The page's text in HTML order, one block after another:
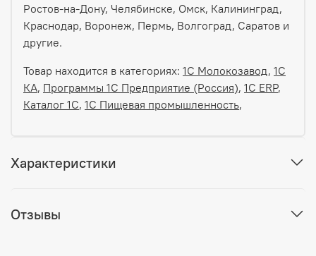
Ростов-на-Дону, Челябинске, Омск, Калининград,
Краснодар, Воронеж, Пермь, Волгоград, Саратов и
другие.
Товар находится в категориях: 1С Молокозавод, 1С
КА, Программы 1С Предприятие (Россия), 1С ERP,
Каталог 1С, 1С Пищевая промышленность,
Характеристики
Отзывы